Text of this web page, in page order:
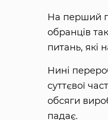
На перший
обранців
питань, які
Нині
суттєвої
обсяги
падає.